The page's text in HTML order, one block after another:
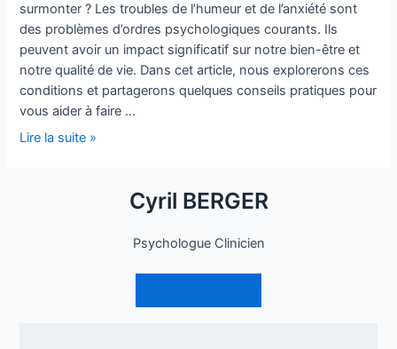
surmonter ? Les troubles de l’humeur et de l’anxiété sont
des problèmes d’ordres psychologiques courants. Ils
peuvent avoir un impact significatif sur notre bien-être et
notre qualité de vie. Dans cet article, nous explorerons ces
conditions et partagerons quelques conseils pratiques pour
vous aider à faire …
Lire la suite »
Cyril BERGER
Psychologue Clinicien